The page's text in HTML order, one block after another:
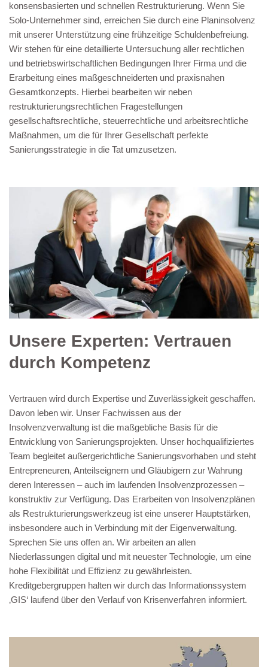
konsensbasierten und schnellen Restrukturierung. Wenn Sie
Solo-Unternehmer sind, erreichen Sie durch eine Planinsolvenz
mit unserer Unterstützung eine frühzeitige Schuldenbefreiung.
Wir stehen für eine detaillierte Untersuchung aller rechtlichen
und betriebswirtschaftlichen Bedingungen Ihrer Firma und die
Erarbeitung eines maßgeschneiderten und praxisnahen
Gesamtkonzepts. Hierbei bearbeiten wir neben
restrukturierungsrechtlichen Fragestellungen
gesellschaftsrechtliche, steuerrechtliche und arbeitsrechtliche
Maßnahmen, um die für Ihrer Gesellschaft perfekte
Sanierungsstrategie in die Tat umzusetzen.
Unsere Experten: Vertrauen
durch Kompetenz
Vertrauen wird durch Expertise und Zuverlässigkeit geschaffen.
Davon leben wir. Unser Fachwissen aus der
Insolvenzverwaltung ist die maßgebliche Basis für die
Entwicklung von Sanierungsprojekten. Unser hochqualifiziertes
Team begleitet außergerichtliche Sanierungsvorhaben und steht
Entrepreneuren, Anteilseignern und Gläubigern zur Wahrung
deren Interessen – auch im laufenden Insolvenzprozessen –
konstruktiv zur Verfügung. Das Erarbeiten von Insolvenzplänen
als Restrukturierungswerkzeug ist eine unserer Hauptstärken,
insbesondere auch in Verbindung mit der Eigenverwaltung.
Sprechen Sie uns offen an. Wir arbeiten an allen
Niederlassungen digital und mit neuester Technologie, um eine
hohe Flexibilität und Effizienz zu gewährleisten.
Kreditgebergruppen halten wir durch das Informationssystem
‚GIS‘ laufend über den Verlauf von Krisenverfahren informiert.